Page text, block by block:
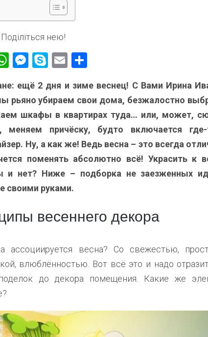
нею!
WhatsApp
Messenger
Skype
Email
ещё 2 дня и зиме веснец! С Вами Ирина
рьяно убираем свои дома, безжалостно
шкафы в квартирах туда… или, может,
меняем причёску, будто включается
Ну, а как же! Ведь весна – это всегда
поменять абсолютно всё! Украсить к
и нет? Ниже – подборка не заезженных
своими руками.
весеннего декора
весна? Со свежестью,
влюблённостью. Вот всё это и надо
до декора помещения. Какие же